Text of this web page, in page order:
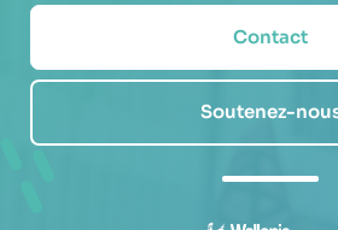
Contact
Soutenez-